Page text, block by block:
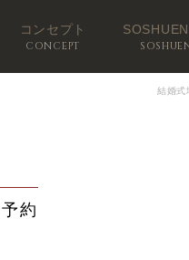
コンセプト
CONCEPT
結婚式
約